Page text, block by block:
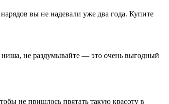
вы не надевали уже два года. Купите
не раздумывайте — это очень выгодный
не пришлось прятать такую красоту в